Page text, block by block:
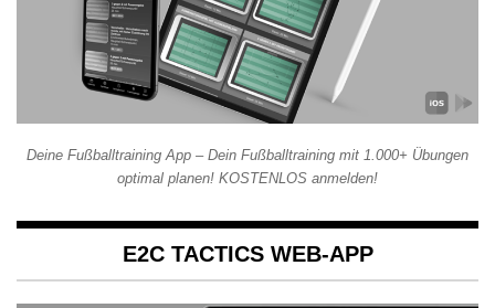
Deine Fußballtraining App – Dein Fußballtraining mit 1.000+ Übungen
optimal planen! KOSTENLOS anmelden!
E2C TACTICS WEB-APP